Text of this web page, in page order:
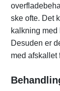
ske ofte. Det
kalkning med
Desuden er
med afskallet